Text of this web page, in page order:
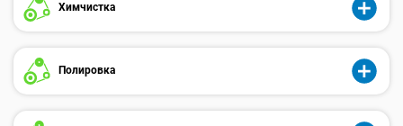
Химчистка
Полировка